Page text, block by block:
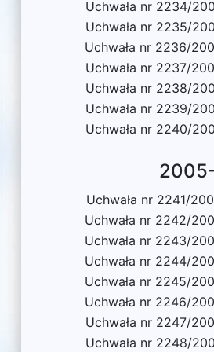
Uchwała nr 2234/
Uchwała nr 2235/
Uchwała nr 2236/
Uchwała nr 2237/
Uchwała nr 2238/
Uchwała nr 2239/
Uchwała nr 2240/
Uchwała nr 2241/
Uchwała nr 2242/
Uchwała nr 2243/
Uchwała nr 2244/
Uchwała nr 2245/
Uchwała nr 2246/
Uchwała nr 2247/
Uchwała nr 2248/